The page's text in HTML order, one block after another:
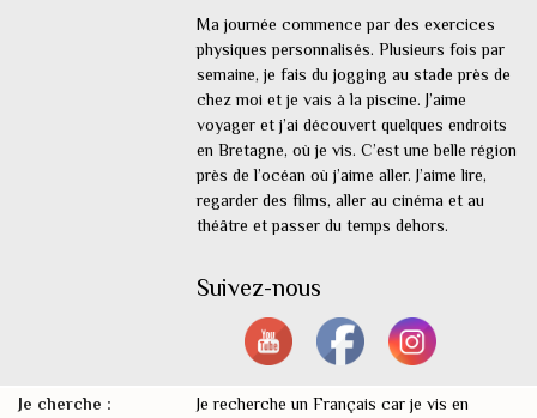
Ma journée commence par des exercices
physiques personnalisés. Plusieurs fois par
semaine, je fais du jogging au stade près de
chez moi et je vais à la piscine. J’aime
voyager et j’ai découvert quelques endroits
en Bretagne, où je vis. C’est une belle région
près de l’océan où j’aime aller. J’aime lire,
regarder des films, aller au cinéma et au
théâtre et passer du temps dehors.
Suivez-nous
Je cherche :
Je recherche un Français car je vis en